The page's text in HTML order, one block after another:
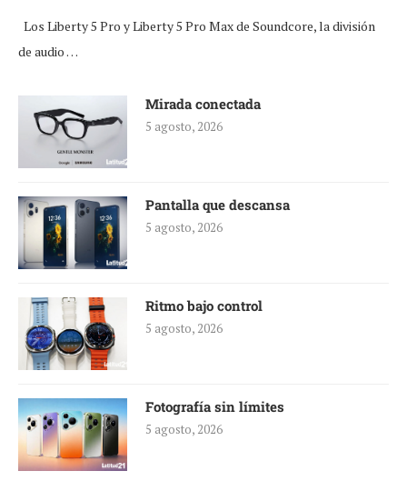
Los Liberty 5 Pro y Liberty 5 Pro Max de Soundcore, la división
de audio …
Mirada conectada
5 agosto, 2026
Pantalla que descansa
5 agosto, 2026
Ritmo bajo control
5 agosto, 2026
Fotografía sin límites
5 agosto, 2026